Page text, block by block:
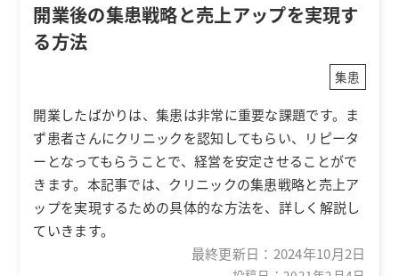
開業後の集患戦略と売上アップを実現す
る方法
集患
開業したばかりは、集患は非常に重要な課題です。ま
ず患者さんにクリニックを認知してもらい、リピータ
ーとなってもらうことで、経営を安定させることがで
きます。本記事では、クリニックの集患戦略と売上ア
ップを実現するための具体的な方法を、詳しく解説し
ていきます。
最終更新日： 2024年10月2日